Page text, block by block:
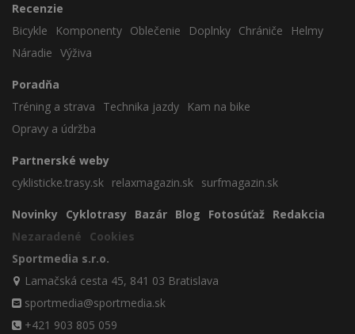
Recenzie
Bicykle
Komponenty Oblečenie Doplnky Chrániče
Helmy
Náradie Výživa
Poradňa
Tréning a strava
Technika jazdy
Kam na bike
Opravy a údržba
Partnerské weby
cyklisticke.trasy.sk relaxmagazin.sk surfmagazin.sk
Novinky Cyklotrasy Bazár Blog Fotosúťaž Redakcia
Nezaradené
Cookies
Sportmedia s.r.o.
Lamačská cesta 45, 841 03 Bratislava
sportmedia@sportmedia.sk
+421 903 805 059